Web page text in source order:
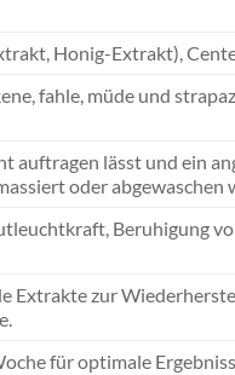
Honig-Extrakt),
fahle, müde und
auftragen lässt und ein
oder abgewaschen
Beruhigung
Extrakte zur
für optimale